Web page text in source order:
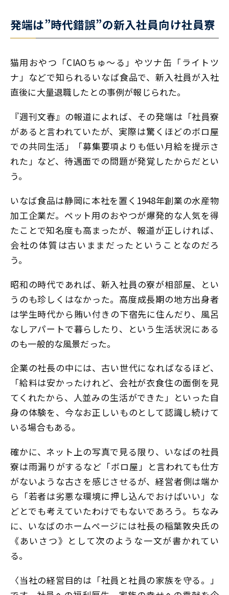
発端は”時代錯誤”の新入社員向け社員寮
猫用おやつ「CIAOちゅ～る」やツナ缶「ライトツ
ナ」などで知られるいなば食品で、新入社員が入社
直後に大量退職したとの事例が報じられた。
『週刊文春』の報道によれば、その発端は「社員寮
があると言われていたが、実際は驚くほどのボロ屋
での共同生活」「募集要項よりも低い月給を提示さ
れた」など、待遇面での問題が発覚したからだとい
う。
いなば食品は静岡に本社を置く1948年創業の水産物
加工企業だ。ペット用のおやつが爆発的な人気を得
たことで知名度も高まったが、報道が正しければ、
会社の体質は古いままだったということなのだろ
う。
昭和の時代であれば、新入社員の寮が相部屋、とい
うのも珍しくはなかった。高度成長期の地方出身者
は学生時代から賄い付きの下宿先に住んだり、風呂
なしアパートで暮らしたり、という生活状況にある
のも一般的な風景だった。
企業の社長の中には、古い世代になればなるほど、
「給料は安かったけれど、会社が衣食住の面倒を見
てくれたから、人並みの生活ができた」といった自
身の体験を、今なお正しいものとして認識し続けて
いる場合もある。
確かに、ネット上の写真で見る限り、いなばの社員
寮は雨漏りがするなど「ボロ屋」と言われても仕方
がないような古さを感じさせるが、経営者側は端か
ら「若者は劣悪な環境に押し込んでおけばいい」な
どとでも考えていたわけでもないであろう。ちなみ
に、いなばのホームページには社長の稲葉敦央氏の
《あいさつ》として次のような一文が書かれてい
る。
〈当社の経営目的は「社員と社員の家族を守る。」